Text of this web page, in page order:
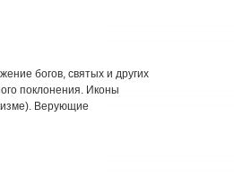
богов, святых и других
поклонения. Иконы
Верующие